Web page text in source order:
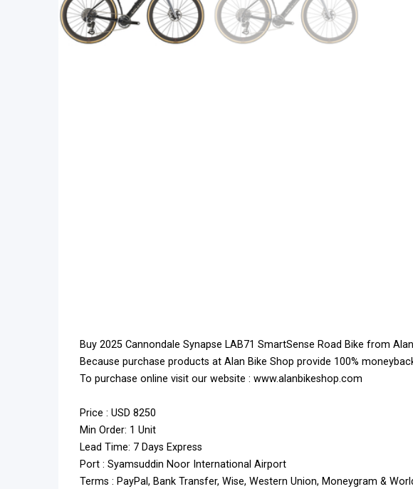
Buy 2025 Cannondale Synapse LAB71 SmartSense Road Bike from
Because purchase products at Alan Bike Shop provide 100%
To purchase online visit our website : www.alanbikeshop.com
Price : USD 8250
Min Order: 1 Unit
Lead Time: 7 Days Express
Port : Syamsuddin Noor International Airport
Terms : PayPal, Bank Transfer, Wise, Western Union, Moneygram &